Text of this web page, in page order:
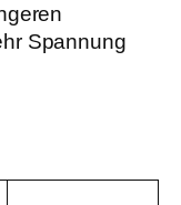
Spannung